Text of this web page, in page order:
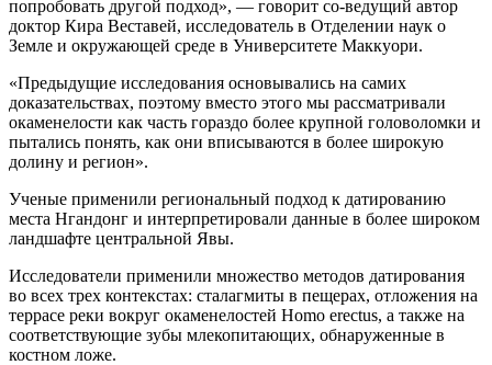
попробовать другой подход», — говорит со-ведущий автор
доктор Кира Веставей, исследователь в Отделении наук о
Земле и окружающей среде в Университете Маккуори.
«Предыдущие исследования основывались на самих
доказательствах, поэтому вместо этого мы рассматривали
окаменелости как часть гораздо более крупной головоломки и
пытались понять, как они вписываются в более широкую
долину и регион».
Ученые применили региональный подход к датированию
места Нгандонг и интерпретировали данные в более широком
ландшафте центральной Явы.
Исследователи применили множество методов датирования
во всех трех контекстах: сталагмиты в пещерах, отложения на
террасе реки вокруг окаменелостей Homo erectus, а также на
соответствующие зубы млекопитающих, обнаруженные в
костном ложе.